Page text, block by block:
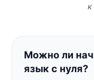
к
Можно ли
язык с нуля?